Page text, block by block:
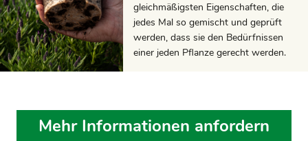
gleichmäßigsten Eigenschaften, die
jedes Mal so gemischt und geprüft
werden, dass sie den Bedürfnissen
einer jeden Pflanze gerecht werden.
Mehr Informationen anfordern